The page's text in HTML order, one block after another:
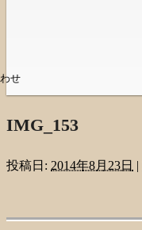
せ
IMG_153
投稿日: 2014年8月23日 |